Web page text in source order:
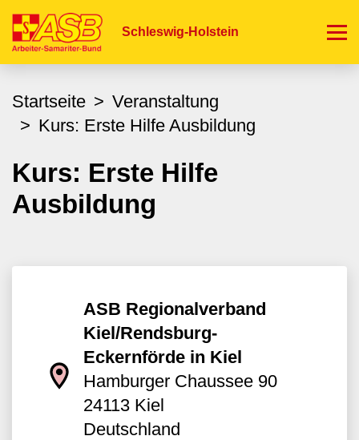
zum
Schleswig-Holstein
Startseite
Veranstaltung
Kurs: Erste Hilfe Ausbildung
Kurs: Erste Hilfe
Ausbildung
ASB Regionalverband
Kiel/Rendsburg-
Eckernförde in Kiel
Hamburger Chaussee 90
24113 Kiel
Deutschland